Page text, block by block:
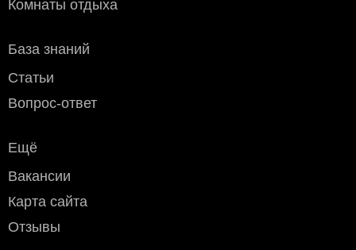
Наличный расчёт
Безналичный расчёт
Дебетовой или кредитной пластиковой картой
предварительной заявке.
Через приложение Сбербанк онлайн
Комнаты отдыха
База знаний
Статьи
Вопрос-ответ
Ещё
Вакансии
Карта сайта
Отзывы